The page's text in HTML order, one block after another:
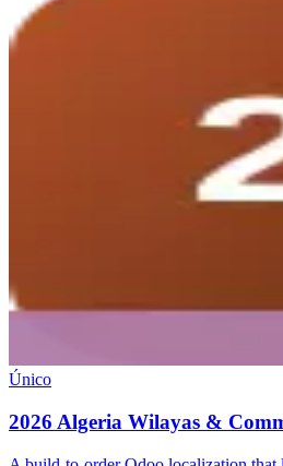
Único
2026 Algeria Wilayas &